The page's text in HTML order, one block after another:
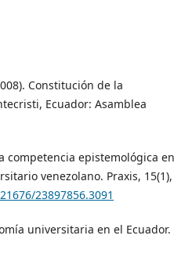
Constitución de la
Ecuador: Asamblea
competencia epistemológica en
venezolano. Praxis, 15(1),
23897856.3091
universitaria en el Ecuador.